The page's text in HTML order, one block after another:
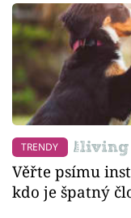
TRENDY
Věřte psímu
kdo je špatný